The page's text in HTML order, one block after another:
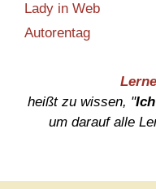
Lady in Web
Autorentag
heißt zu wissen, "
um darauf alle